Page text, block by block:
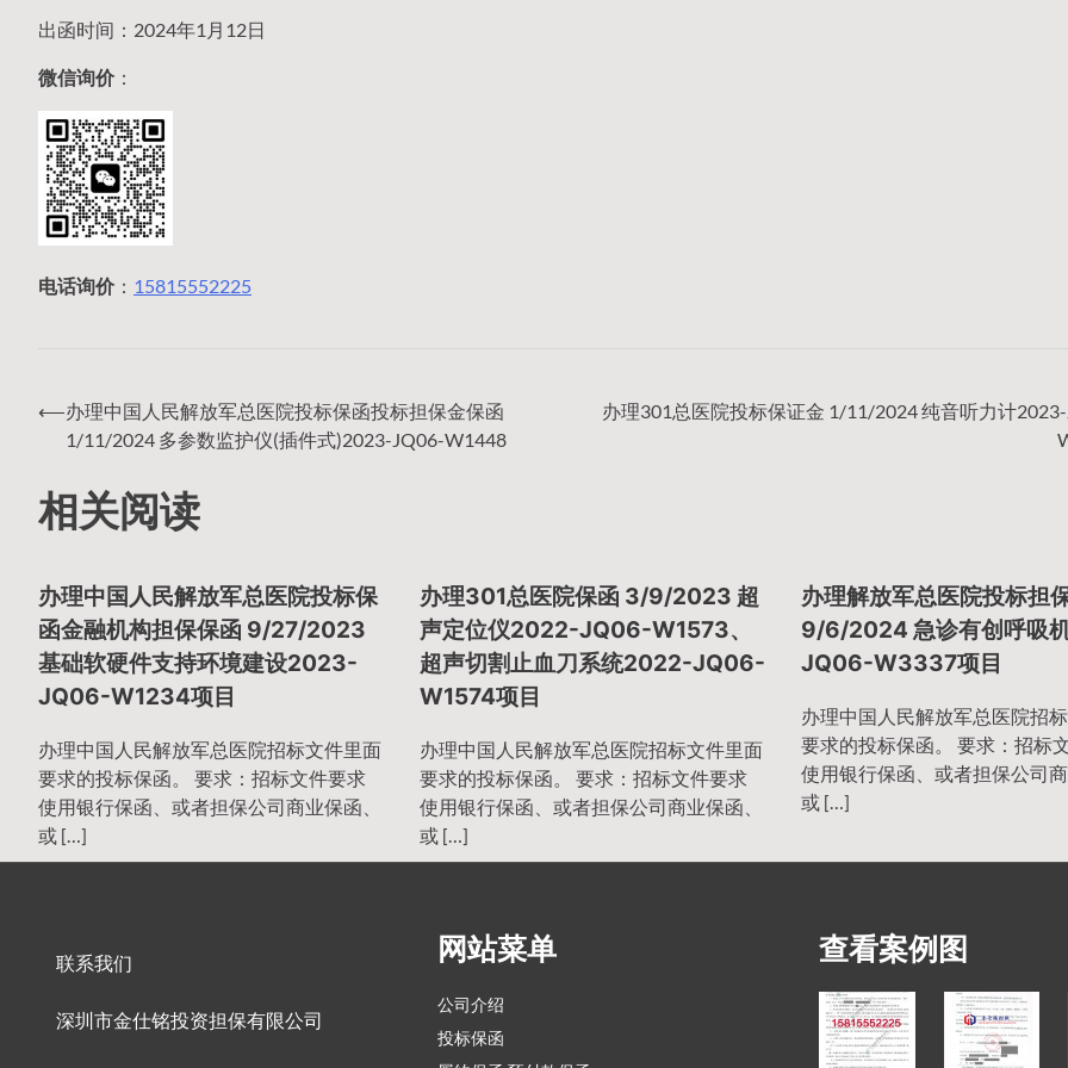
出函时间：2024年1月12日
微信询价：
电话询价： 15815552225
文
章
导
航
⟵办理中国人民解放军总医院投标保函投标担保金保函
1/11/2024 多参数监护仪(插件式)2023-JQ06-W1448
办理301总医院投标保证金 1/11/2024 纯音听力计
相关阅读
办理中国人民解放军总医院投标保
函金融机构担保保函 9/27/2023
基础软硬件支持环境建设2023-
JQ06-W1234项目
办理中国人民解放军总医院招标文件里面
要求的投标保函。 要求：招标文件要求
使用银行保函、或者担保公司商业保函、
或 […]
办理301总医院保函 3/9/2023 超
声定位仪2022-JQ06-W1573、
超声切割止血刀系统2022-JQ06-
W1574项目
办理中国人民解放军总医院招标文件里面
要求的投标保函。 要求：招标文件要求
使用银行保函、或者担保公司商业保函、
或 […]
办理解放军总医院投标担
9/6/2024 急诊有创呼吸
JQ06-W3337项目
办理中国人民解放军总医院招
要求的投标保函。 要求：招标
使用银行保函、或者担保公司商
或 […]
联系我们
深圳市金仕铭投资担保有限公司
网站菜单
公司介绍
投标保函
查看案例图